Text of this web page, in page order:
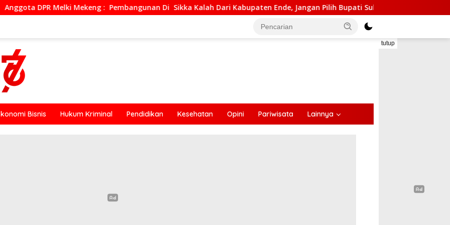
Mekeng : Pembangunan Di Sikka Kalah Dari Kabupaten Ende, Jangan Pilih Bupati Suka ‘Wora-Wora’
tutup
Bisnis Hukum Kriminal Pendidikan Kesehatan Opini Pariwisata Lainnya